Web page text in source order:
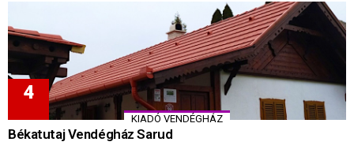
KIADÓ VENDÉGHÁZ
Békatutaj Vendégház Sarud